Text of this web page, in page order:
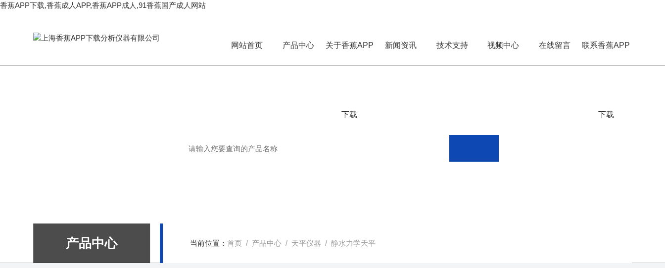
香蕉APP下载,香蕉成人APP,香蕉APP成人,91香蕉国产成人网站
网站首页 产品中心 关于香蕉APP
下载
新闻资讯 技术支持 视频中心 在线留言 联系香蕉APP
下载
产品中心 当前位置：首页 / 产品中心 / 天平仪器 /静水力学天平